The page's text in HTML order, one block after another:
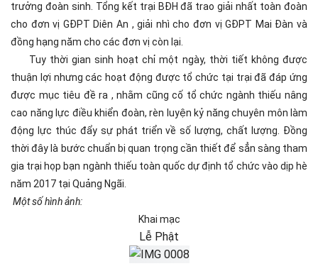
trưởng đoàn sinh. Tổng kết trại BĐH đã trao giải nhất toàn đoàn
cho đơn vị GĐPT Diên An , giải nhì cho đơn vị GĐPT Mai Đàn và
đồng hạng năm cho các đơn vị còn lại.
Tuy thời gian sinh hoạt chỉ một ngày, thời tiết không được
thuận lợi nhưng các hoạt động được tổ chức tại trại đã đáp ứng
được mục tiêu đề ra , nhằm cũng cố tổ chức ngành thiếu nâng
cao năng lực điều khiển đoàn, rèn luyện kỷ năng chuyên môn làm
động lực thúc đẩy sự phát triển về số lượng, chất lượng. Đồng
thời đây là bước chuẩn bị quan trọng cần thiết để sẳn sàng tham
gia trại họp bạn ngành thiếu toàn quốc dự định tổ chức vào dịp hè
năm 2017 tại Quảng Ngãi.
Một số hình ảnh:
Khai mạc
Lễ Phật